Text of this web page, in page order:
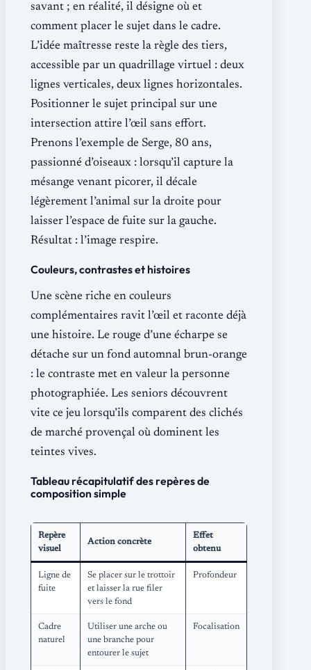
savant ; en réalité, il désigne où et
comment placer le sujet dans le cadre.
L’idée maîtresse reste la règle des tiers,
accessible par un quadrillage virtuel : deux
lignes verticales, deux lignes horizontales.
Positionner le sujet principal sur une
intersection attire l’œil sans effort.
Prenons l’exemple de Serge, 80 ans,
passionné d’oiseaux : lorsqu’il capture la
mésange venant picorer, il décale
légèrement l’animal sur la droite pour
laisser l’espace de fuite sur la gauche.
Résultat : l’image respire.
Couleurs, contrastes et histoires
Une scène riche en couleurs
complémentaires ravit l’œil et raconte déjà
une histoire. Le rouge d’une écharpe se
détache sur un fond automnal brun-orange
: le contraste met en valeur la personne
photographiée. Les seniors découvrent
vite ce jeu lorsqu’ils comparent des clichés
de marché provençal où dominent les
teintes vives.
Tableau récapitulatif des repères de
composition simple
Repère
visuel
Action concrète
Effet
obtenu
Ligne de
fuite
Se placer sur le trottoir
et laisser la rue filer
vers le fond
Profondeur
Cadre
naturel
Utiliser une arche ou
une branche pour
entourer le sujet
Focalisation